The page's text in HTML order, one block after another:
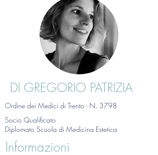
DI GREGORIO PATRIZIA
Ordine dei Medici di Trento - N. 3798
Socio Qualificato
Diplomato Scuola di Medicina Estetica
Informazioni